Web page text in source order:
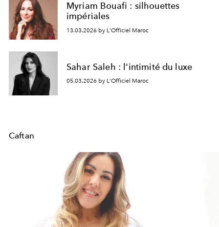
Myriam Bouafi : silhouettes
impériales
13.03.2026 by L'Officiel Maroc
Sahar Saleh : l'intimité du luxe
05.03.2026 by L'Officiel Maroc
Caftan